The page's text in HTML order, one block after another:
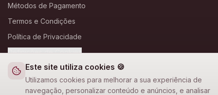
Este site utiliza cookies 🍪
Utilizamos cookies para melhorar a sua experiência de
navegação, personalizar conteúdo e anúncios, e analisar
Métodos de Pagamento
Termos e Condições
Política de Privacidade
Definições de Cookies
A Loja Nova